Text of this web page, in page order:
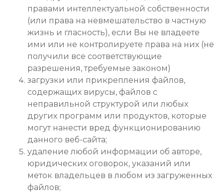
правами интеллектуальной собственности
(или права на невмешательство в частную
жизнь и гласность), если Вы не владеете
ими или не контролируете права на них (не
получили все соответствующие
разрешения, требуемые законом)
загрузки или прикрепления файлов,
содержащих вирусы, файлов с
неправильной структурой или любых
других программ или продуктов, которые
могут нанести вред функционированию
данного веб-сайта;
удаление любой информации об авторе,
юридических оговорок, указаний или
меток владельцев в любом из загруженных
файлов;